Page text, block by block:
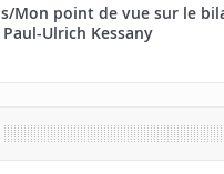
Mon point de vue sur le
Ulrich Kessany